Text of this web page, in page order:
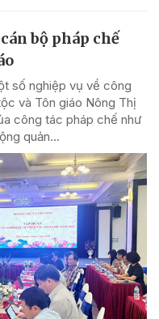
bộ pháp chế
số nghiệp vụ về công
và Tôn giáo Nông Thị
công tác pháp chế như
quản...